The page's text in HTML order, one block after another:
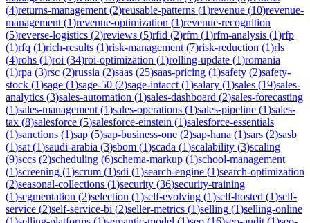
(4)returns-management (2)reusable-patterns (1)revenue (10)revenue-
management (1)revenue-optimization (1)revenue-recognition
(5)reverse-logistics (2)reviews (5)rfid (2)rfm (1)rfm-analysis (1)rfp
(1)rfq (1)rich-results (1)risk-management (7)risk-reduction (1)rls
(4)rohs (1)roi (34)roi-optimization (1)rolling-update (1)romania
(1)rpa (3)rsc (2)russia (2)saas (25)saas-pricing (1)safety (2)safety-
stock (1)sage (1)sage-50 (2)sage-intacct (1)salary (1)sales (19)sales-
analytics (3)sales-automation (1)sales-dashboard (2)sales-forecasting
(1)sales-management (1)sales-operations (1)sales-pipeline (1)sales-
tax (8)salesforce (5)salesforce-einstein (1)salesforce-essentials
(1)sanctions (1)sap (5)sap-business-one (2)sap-hana (1)sars (2)sasb
(1)sat (1)saudi-arabia (3)sbom (1)scada (1)scalability (3)scaling
(9)sccs (2)scheduling (6)schema-markup (1)school-management
(1)screening (1)scrum (1)sdi (1)search-engine (1)search-optimization
(2)seasonal-collections (1)security (36)security-training
(1)segmentation (2)selection (1)self-evolving (1)self-hosted (1)self-
service (2)self-service-bi (2)seller-metrics (1)selling (1)selling-online